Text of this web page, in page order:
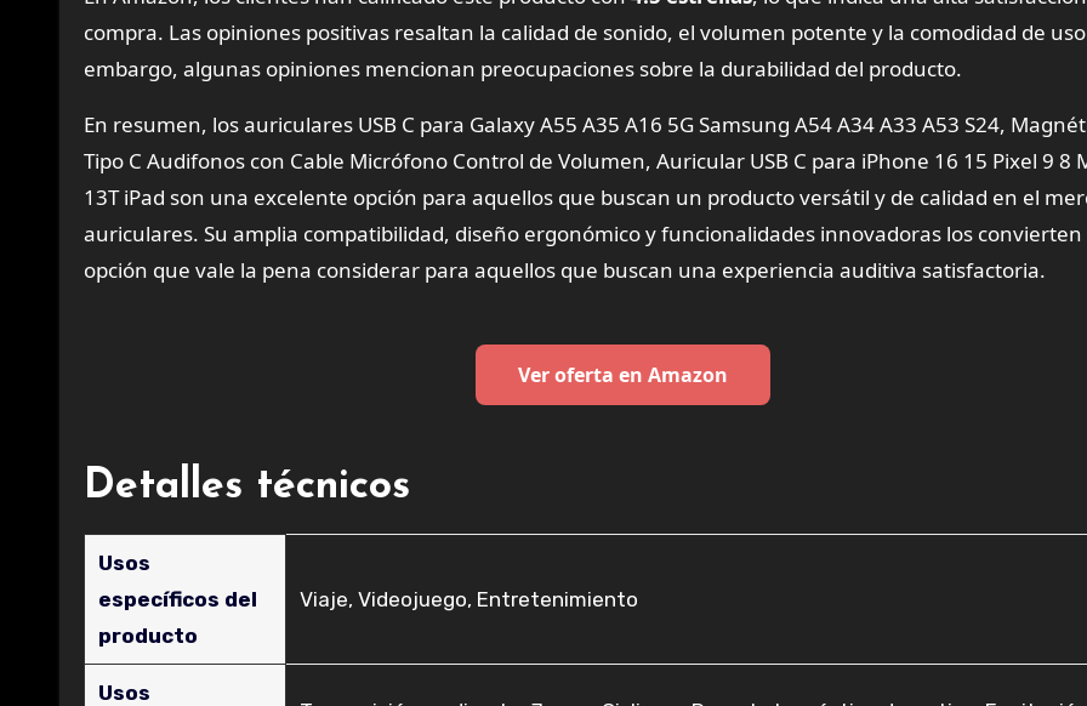
compra. Las opiniones positivas resaltan la calidad de sonido, el volumen potente y la comodidad de
embargo, algunas opiniones mencionan preocupaciones sobre la durabilidad del producto.
En resumen, los auriculares USB C para Galaxy A55 A35 A16 5G Samsung A54 A34 A33 A53 S24,
Tipo C Audifonos con Cable Micrófono Control de Volumen, Auricular USB C para iPhone 16 15 Pixel 9 8
13T iPad son una excelente opción para aquellos que buscan un producto versátil y de calidad en el
auriculares. Su amplia compatibilidad, diseño ergonómico y funcionalidades innovadoras los
opción que vale la pena considerar para aquellos que buscan una experiencia auditiva satisfactoria.
Ver oferta en Amazon
Detalles técnicos
Usos
específicos del
producto
‎Viaje, Videojuego, Entretenimiento
Usos